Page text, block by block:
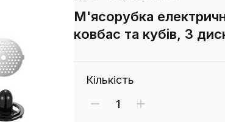
М'ясорубка
ковбас та кубів, 3
Кількість